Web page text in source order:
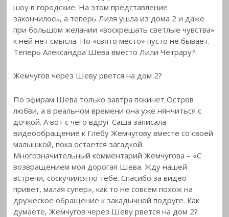
шоу в городские. На этом представление
закончилось, а теперь Лиля ушла из дома 2 и даже
при большом желании «воскрешать светлые чувства»
к ней нет смысла. Но «свято место» пусто не бывает.
Теперь Александра Шева вместо Лили Четрару?
Жемчугов через Шеву рвется на дом 2?
По эфирам Шева только завтра покинет Остров
любви, а в реальном времени она уже нянчиться с
дочкой. А вот с чего вдруг Саша записала
видеообращение к Глебу Жемчугову вместе со своей
малышкой, пока остается загадкой.
Многозначительный комментарий Жемчугова – «С
возвращением моя дорогая Шева. Жду нашей
встречи, соскучился по тебе. Спасибо за видео
привет, малая супер», как то не совсем похож на
дружеское обращение к закадычной подруге. Как
думаете, Жемчугов через Шеву рвется на дом 2?